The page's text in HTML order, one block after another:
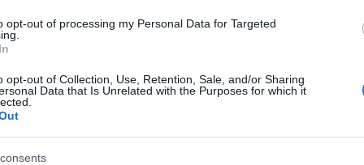
opt-out of processing my Personal Data for Targeted
opt-out of Collection, Use, Retention, Sale, and/or Sharing
Data that Is Unrelated with the Purposes for which it
πως ήταν προσωπική επιλογή
πριν από δυο μήνες στο επιτελείο
επτασφράγιστο μυστικό.